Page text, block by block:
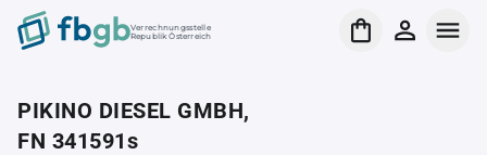
Verrechnungsstelle
Republik Österreich
PIKINO DIESEL GMBH,
FN 341591s